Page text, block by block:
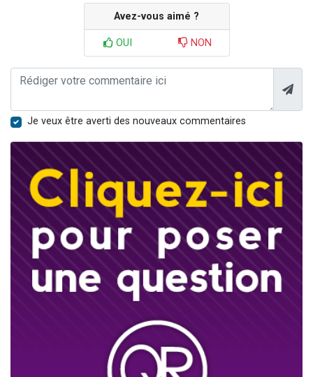
Avez-vous aimé ?
OUI NON
Je veux être averti des nouveaux commentaires